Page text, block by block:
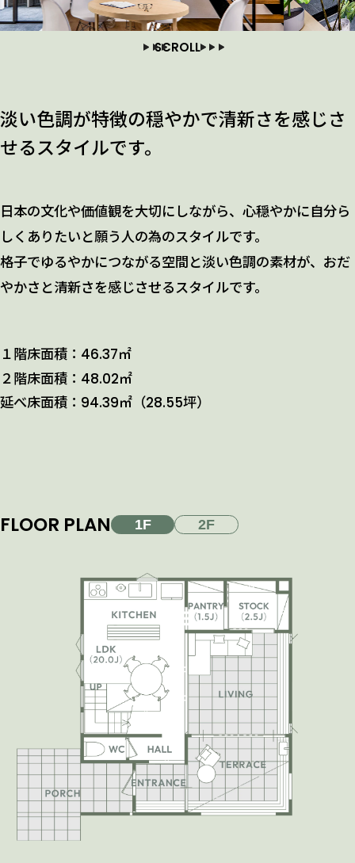
SCROLL
淡い色調が特徴の穏やかで清新さを感じさ
せるスタイルです。
日本の文化や価値観を大切にしながら、心穏やかに自分ら
しくありたいと願う人の為のスタイルです。
格子でゆるやかにつながる空間と淡い色調の素材が、おだ
やかさと清新さを感じさせるスタイルです。
１階床面積：46.37㎡
２階床面積：48.02㎡
延べ床面積：94.39㎡（28.55坪）
FLOOR PLAN 1F 2F